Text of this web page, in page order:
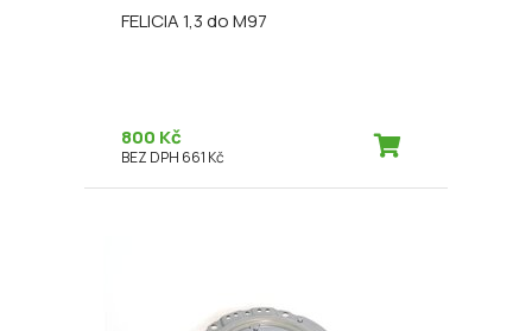
FELICIA 1,3 do M97
800 Kč
BEZ DPH 661 Kč